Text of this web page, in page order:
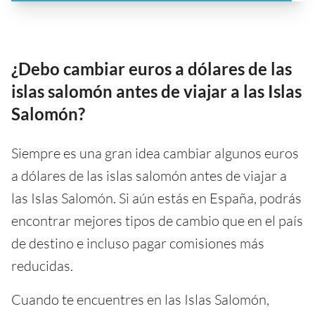
¿Debo cambiar euros a dólares de las
islas salomón antes de viajar a las Islas
Salomón?
Siempre es una gran idea cambiar algunos euros
a dólares de las islas salomón antes de viajar a
las Islas Salomón. Si aún estás en España, podrás
encontrar mejores tipos de cambio que en el país
de destino e incluso pagar comisiones más
reducidas.
Cuando te encuentres en las Islas Salomón,